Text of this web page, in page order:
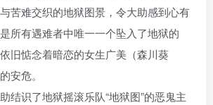
苦难交织的地狱图景，令大助感到心有
所有遇难者中唯一一个坠入了地狱的
旧惦念着暗恋的女生广美（森川葵
安危。
识了地狱摇滚乐队“地狱图”的恶鬼主